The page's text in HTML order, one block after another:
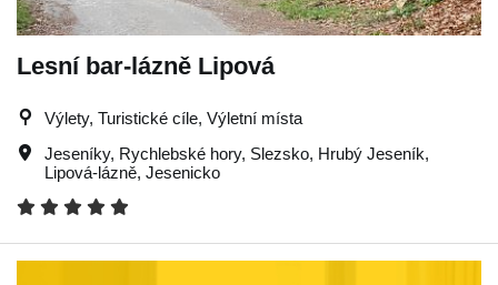
Lesní bar-lázně Lipová
Výlety, Turistické cíle, Výletní místa
Jeseníky, Rychlebské hory, Slezsko, Hrubý Jeseník,
Lipová-lázně, Jesenicko